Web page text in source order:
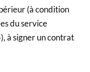
(à condition
du service
à signer un contrat